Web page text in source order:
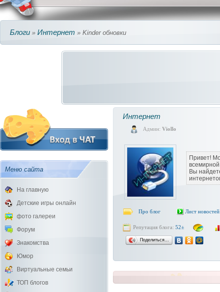
Блоги » Интернет » Kinder обновки
Меню сайта
На главную
Детские игры онлайн
фото галереи
Форум
Знакомства
Юмор
Виртуальные семьи
ТОП блогов
Интернет
Админ: Viollo
Привет!
Вы
Про блог Лист новостей
Репутация блога: 52±
Поделиться…